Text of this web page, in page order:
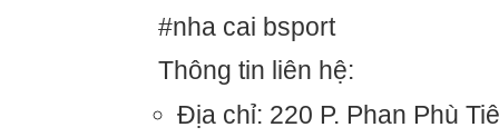
#nha cai bsport
Thông tin liên hệ:
Địa chỉ: 220 P. Phan Phù